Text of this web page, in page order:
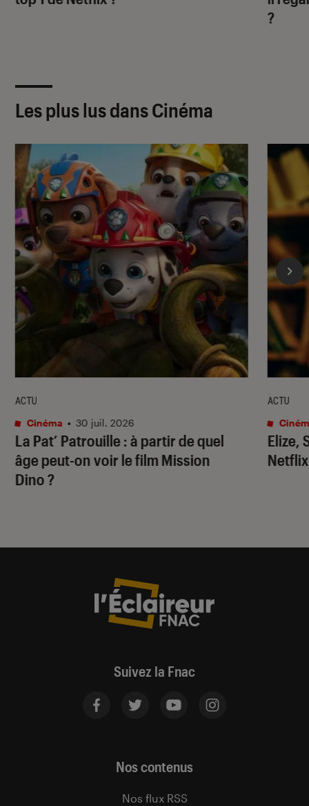
?
Les plus lus dans Cinéma
La Pat’ Patrouille: à partir de quel
âge peut-on voir le film Mission
Dino?
ACTU
Cinéma • 30 juil. 2026
Elize,
ACTU
Suivez la Fnac
Nos contenus
Nos flux RSS